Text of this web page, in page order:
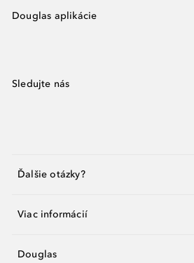
Douglas aplikácie
Sledujte nás
Ďalšie otázky?
Viac informácií
Douglas